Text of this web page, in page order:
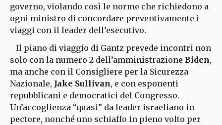
governo, violando così le norme che richiedono a
ogni ministro di concordare preventivamente i
viaggi con il leader dell’esecutivo.
Il piano di viaggio di Gantz prevede incontri non
solo con la numero 2 dell’amministrazione Biden,
ma anche con il Consigliere per la Sicurezza
Nazionale, Jake Sullivan, e con esponenti
repubblicani e democratici del Congresso.
Un’accoglienza “quasi” da leader israeliano in
pectore, nonché uno schiaffo in pieno volto per